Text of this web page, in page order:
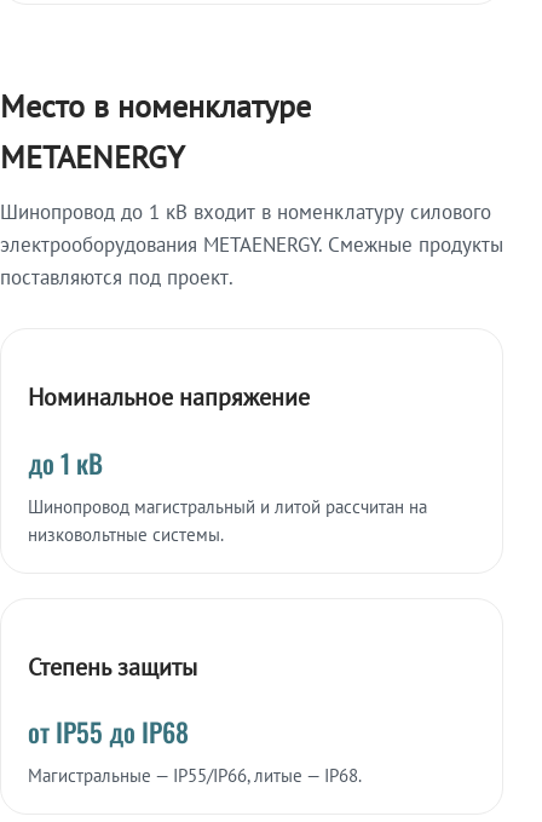
Место в номенклатуре
METAENERGY
Шинопровод до 1 кВ входит в номенклатуру силового
электрооборудования METAENERGY. Смежные продукты
поставляются под проект.
Номинальное напряжение
до 1 кВ
Шинопровод магистральный и литой рассчитан на
низковольтные системы.
Степень защиты
от IP55 до IP68
Магистральные — IP55/IP66, литые — IP68.